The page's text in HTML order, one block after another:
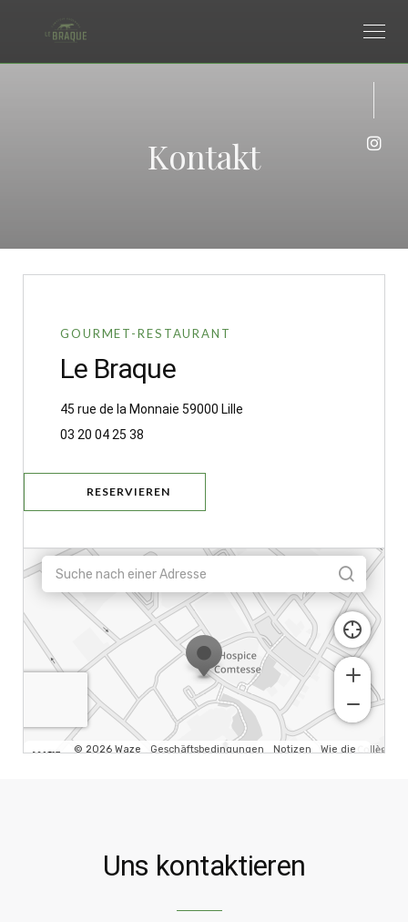
Kontakt
GOURMET-RESTAURANT
Le Braque
45 rue de la Monnaie 59000 Lille
03 20 04 25 38
RESERVIEREN
Uns kontaktieren